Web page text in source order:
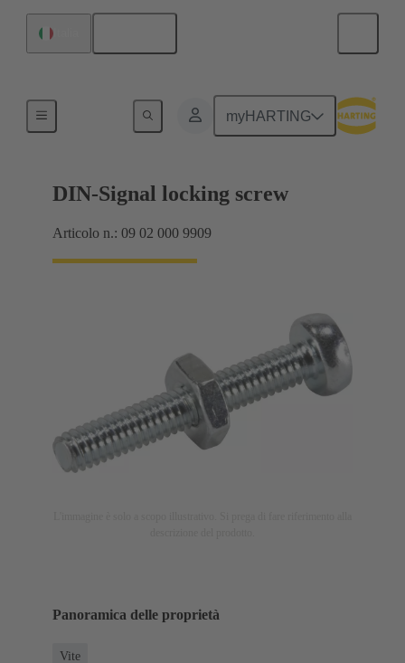
myHARTING
Collegamento scheda madre-scheda figlia
DIN-Signal locking screw
Articolo n.: 09 02 000 9909
Panoramica delle proprietà
Vite